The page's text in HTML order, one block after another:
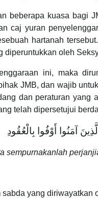
beberapa kuasa bagi
caj yuran
hartanah
oleh
ini, maka
JMB, dan wajib
dan peraturan
telah dipersetujui
آمَنُوا أَوْفُوا بِالْعُقُودِ
sempurnakanlah
yang diriwayatkan